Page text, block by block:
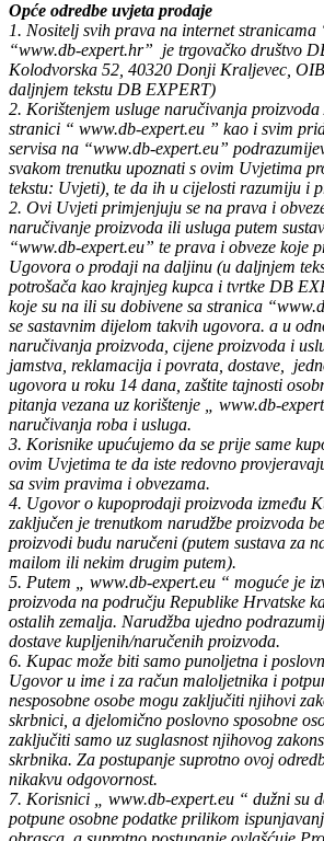
Opće odredbe uvjeta prodaje
1. Nositelj svih prava na internet
“www.db-expert.hr” je trgovačko društvo
Kolodvorska 52, 40320 Donji Kraljevec,
daljnjem tekstu DB EXPERT)
2. Korištenjem usluge naručivanja
stranici “ www.db-expert.eu ” kao i svim
servisa na “www.db-expert.eu”
svakom trenutku upoznati s ovim Uvjetima
tekstu: Uvjeti), te da ih u cijelosti razumiju i
2. Ovi Uvjeti primjenjuju se na prava i
naručivanje proizvoda ili usluga putem
“www.db-expert.eu” te prava i obveze koje
Ugovora o prodaji na daljinu (u daljnjem
potrošača kao krajnjeg kupca i tvrtke DB
koje su na ili su dobivene sa stranica
se sastavnim dijelom takvih ugovora. a u
naručivanja proizvoda, cijene proizvoda i
jamstva, reklamacija i povrata, dostave,
ugovora u roku 14 dana, zaštite tajnosti
pitanja vezana uz korištenje „ www.db-
naručivanja roba i usluga.
3. Korisnike upućujemo da se prije same
ovim Uvjetima te da iste redovno
sa svim pravima i obvezama.
4. Ugovor o kupoprodaji proizvoda između
zaključen je trenutkom narudžbe proizvoda
proizvodi budu naručeni (putem sustava za
mailom ili nekim drugim putem).
5. Putem „ www.db-expert.eu “ moguće je
proizvoda na području Republike Hrvatske
ostalih zemalja. Narudžba ujedno
dostave kupljenih/naručenih proizvoda.
6. Kupac može biti samo punoljetna i
Ugovor u ime i za račun maloljetnika i
nesposobne osobe mogu zaključiti njihovi
skrbnici, a djelomično poslovno sposobne
zaključiti samo uz suglasnost njihovog
skrbnika. Za postupanje suprotno ovoj
nikakvu odgovornost.
7. Korisnici „ www.db-expert.eu “ dužni su
potpune osobne podatke prilikom